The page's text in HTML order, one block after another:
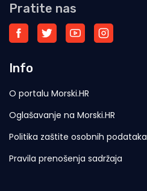
Pratite nas
Info
O portalu Morski.HR
Oglašavanje na Morski.HR
Politika zaštite osobnih podataka
Pravila prenošenja sadržaja